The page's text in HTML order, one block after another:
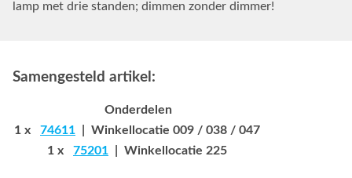
lamp met drie standen; dimmen zonder dimmer!
Samengesteld artikel:
Onderdelen
1 x 74611 | Winkellocatie 009 / 038 / 047
1 x 75201 | Winkellocatie 225